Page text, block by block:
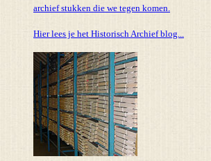
archief stukken die we tegen komen.
Hier lees je het Historisch Archief blog...